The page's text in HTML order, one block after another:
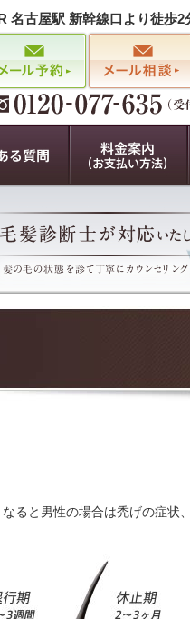
名古屋駅 新幹線口より徒歩2
ると男性の場合は禿げの症状